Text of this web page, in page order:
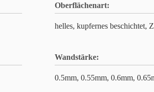
Oberflächenart:
helles, kupfernes beschichtet,
Wandstärke:
0.5mm, 0.55mm, 0.6mm,